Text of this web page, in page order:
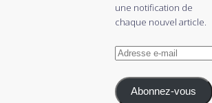
une notification de
chaque nouvel article.
Adresse
mail
Abonnez-vous